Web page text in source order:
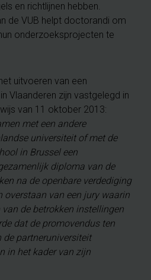
en richtlijnen hebben.
de VUB helpt doctorandi om
onderzoeksprojecten te
uitvoeren van een
Vlaanderen zijn vastgelegd in
van 11 oktober 2013:
met een andere
universiteit of met de
in Brussel een
diploma van de
na de openbare verdediging
overstaan van een jury waarin
de betrokken instellingen
dat de promovendus ten
partneruniversiteit
in het kader van zijn